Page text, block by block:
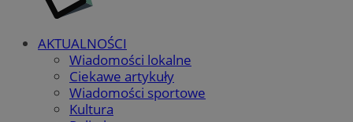
AKTUALNOŚCI
Wiadomości lokalne
Ciekawe artykuły
Wiadomości sportowe
Kultura